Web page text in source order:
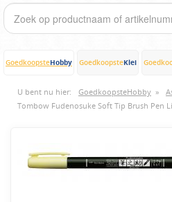
GoedkoopsteHobby GoedkoopsteKlei
U bent nu hier: GoedkoopsteHobby »
Tombow Fudenosuke Soft Tip Brush Pen